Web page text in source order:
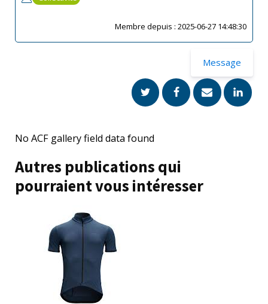
Membre depuis : 2025-06-27 14:48:30
Message
No ACF gallery field data found
Autres publications qui
pourraient vous intéresser